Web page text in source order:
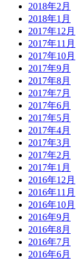
2018年2月
2018年1月
2017年12月
2017年11月
2017年10月
2017年9月
2017年8月
2017年7月
2017年6月
2017年5月
2017年4月
2017年3月
2017年2月
2017年1月
2016年12月
2016年11月
2016年10月
2016年9月
2016年8月
2016年7月
2016年6月